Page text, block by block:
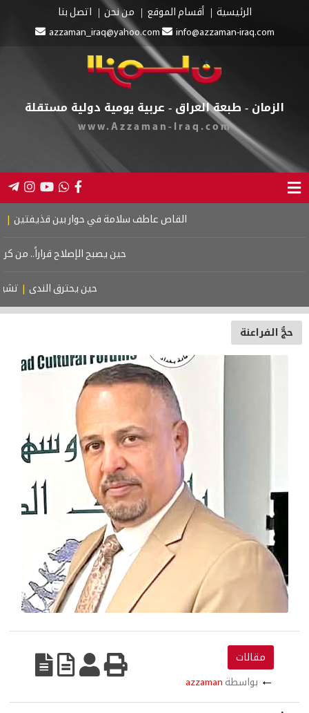
الرئيسية أقسام الموقع من نحن
اتصل بنا
azzaman_iraq@yahoo.com
info@azzaman-iraq.com
الزمان - طبعة العراق - عربية يومية دولية مستقلة
www.Azzaman-Iraq.com
القاص عاطف سلامة في حوار بين قذيفتين | كتاب
حين يصبح الإصلاح قراراً.. من
حين يحترق الندى | تشييع
حجُّ الفراعنة
مقالات
← بواسطة azzaman